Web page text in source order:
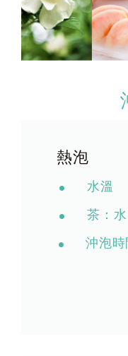
熱泡
水溫
茶：水
沖泡時